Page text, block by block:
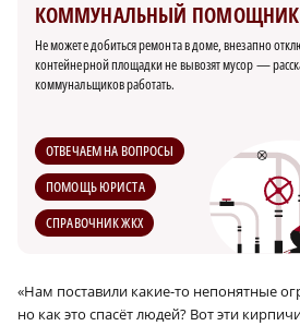
КОММУНАЛЬНЫЙ ПОМОЩНИК
Не можете добиться ремонта в доме, внезапно
контейнерной площадки не вывозят мусор —
коммунальщиков работать.
ОТВЕЧАЕМ НА ВОПРОСЫ
ПОМОЩЬ ЮРИСТА
СПРАВОЧНИК ЖКХ
«Нам поставили какие-то непонятные
но как это спасёт людей? Вот эти